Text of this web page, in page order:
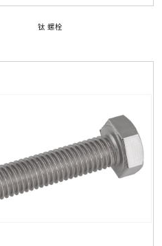
钛 螺栓